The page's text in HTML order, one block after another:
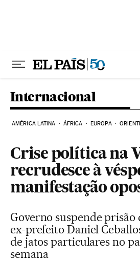
Internacional
AMÉRICA LATINA ÁFRICA EUROPA
Crise política na
recrudesce à
manifestação
Governo suspende
ex-prefeito Daniel
de jatos particulares no
semana